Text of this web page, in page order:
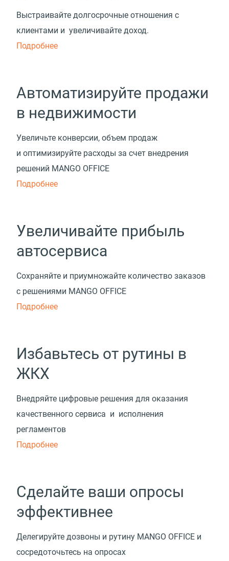
Выстраивайте долгосрочные отношения с
клиентами и увеличивайте доход.
Подробнее
Автоматизируйте продажи
в недвижимости
Увеличьте конверсии, объем продаж
и оптимизируйте расходы за счет внедрения
решений MANGO OFFICE
Подробнее
Увеличивайте прибыль
автосервиса
Сохраняйте и приумножайте количество заказов
с решениями MANGO OFFICE
Подробнее
Избавьтесь от рутины в
ЖКХ
Внедряйте цифровые решения для оказания
качественного сервиса и исполнения
регламентов
Подробнее
Сделайте ваши опросы
эффективнее
Делегируйте дозвоны и рутину MANGO OFFICE и
сосредоточьтесь на опросах